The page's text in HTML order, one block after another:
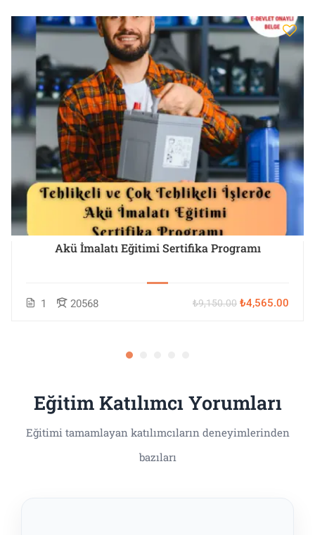
Akü İmalatı Eğitimi Sertifika Programı
1 20568 ₺9,150.00 ₺4,565.00
Eğitim Katılımcı Yorumları